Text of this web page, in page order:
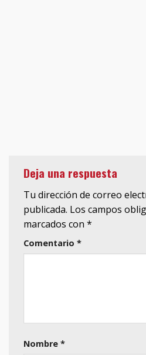
Deja una respuesta
Tu dirección de correo
publicada. Los campos
marcados con *
Comentario *
Nombre *